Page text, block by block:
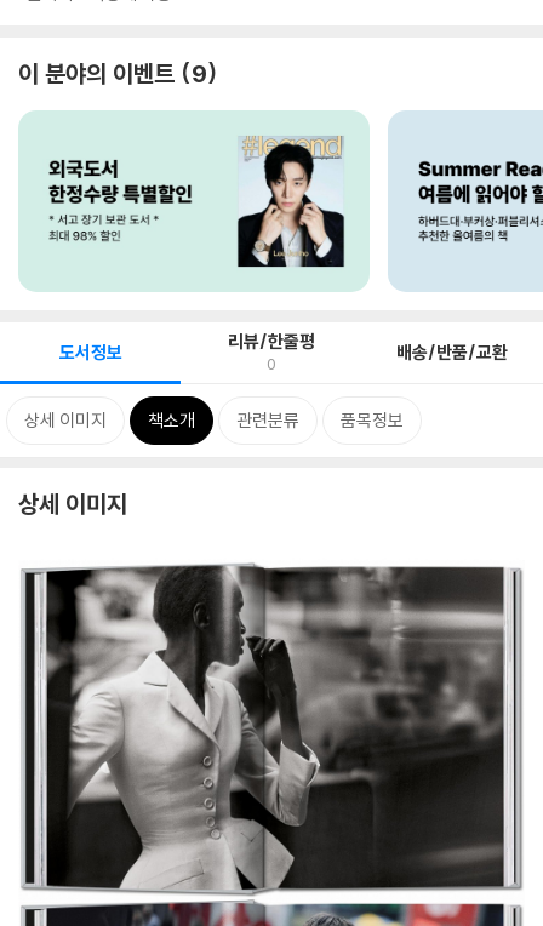
이 분야의 이벤트 9
도서정보 리뷰/한줄평
0 배송/반품/교환
상세 이미지 책소개 관련분류 품목정보
상세 이미지